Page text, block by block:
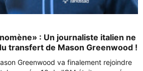
: Un journaliste italien ne
transfert de Mason Greenwood !
Greenwood va finalement rejoindre